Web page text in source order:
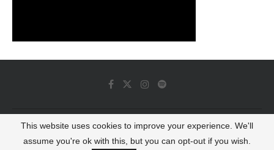
© 2022 - Luminous Dash All Rights Reserved
This website uses cookies to improve your experience. We'll
assume you're ok with this, but you can opt-out if you wish.